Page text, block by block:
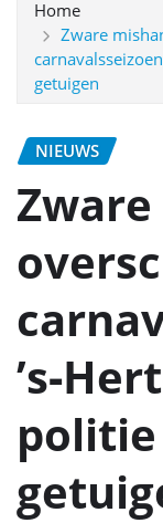
Home
Zware
getuigen
NIEUWS